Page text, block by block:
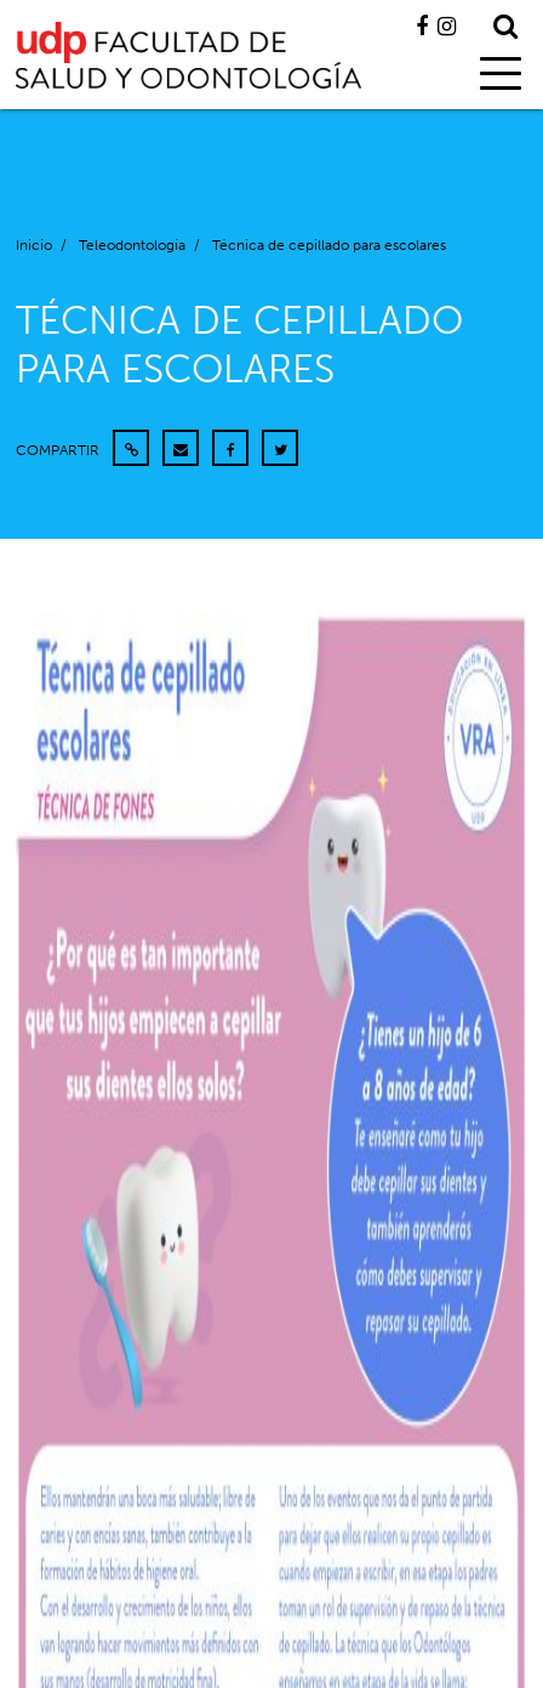
Inicio / Teleodontología / Técnica de cepillado para escolares
TÉCNICA DE CEPILLADO
PARA ESCOLARES
COMPARTIR